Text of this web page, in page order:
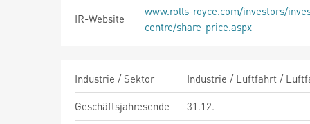
IR-Website
www.rolls-royce.com/investors/
centre/share-price.aspx
Industrie / Sektor
Industrie / Luftfahrt /
Geschäftsjahresende
31.12.